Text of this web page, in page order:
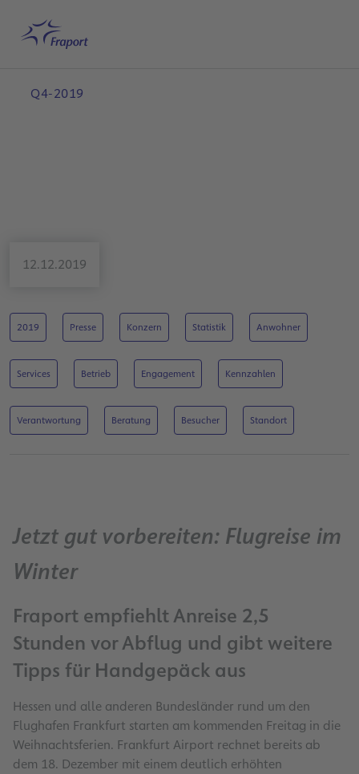
Startseite
Q4-2019
12.12.2019
2019 Presse Konzern Statistik Anwohner
Services Betrieb Engagement Kennzahlen
Verantwortung Beratung Besucher Standort
Jetzt gut vorbereiten: Flugreise im
Winter
Fraport empfiehlt Anreise 2,5
Stunden vor Abflug und gibt weitere
Tipps für Handgepäck aus
Hessen und alle anderen Bundesländer rund um den
Flughafen Frankfurt starten am kommenden Freitag in die
Weihnachtsferien. Frankfurt Airport rechnet bereits ab
dem 18. Dezember mit einem deutlich erhöhten